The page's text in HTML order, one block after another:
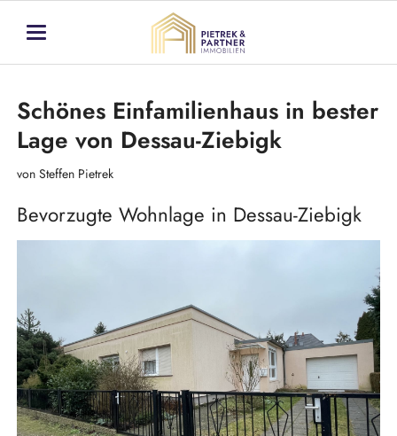
Schönes Einfamilienhaus in bester
Lage von Dessau-Ziebigk
von Steffen Pietrek
Bevorzugte Wohnlage in Dessau-Ziebigk